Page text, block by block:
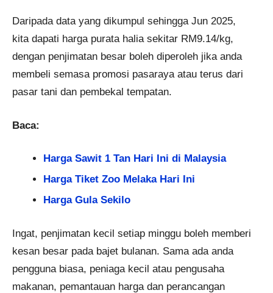
Daripada data yang dikumpul sehingga Jun 2025,
kita dapati harga purata halia sekitar RM9.14/kg,
dengan penjimatan besar boleh diperoleh jika anda
membeli semasa promosi pasaraya atau terus dari
pasar tani dan pembekal tempatan.
Baca:
Harga Sawit 1 Tan Hari Ini di Malaysia
Harga Tiket Zoo Melaka Hari Ini
Harga Gula Sekilo
Ingat, penjimatan kecil setiap minggu boleh memberi
kesan besar pada bajet bulanan. Sama ada anda
pengguna biasa, peniaga kecil atau pengusaha
makanan, pemantauan harga dan perancangan